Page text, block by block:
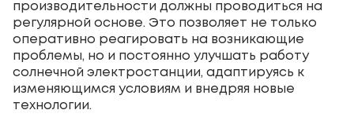
производительности должны проводиться на
регулярной основе. Это позволяет не только
оперативно реагировать на возникающие
проблемы, но и постоянно улучшать работу
солнечной электростанции, адаптируясь к
изменяющимся условиям и внедряя новые
технологии.